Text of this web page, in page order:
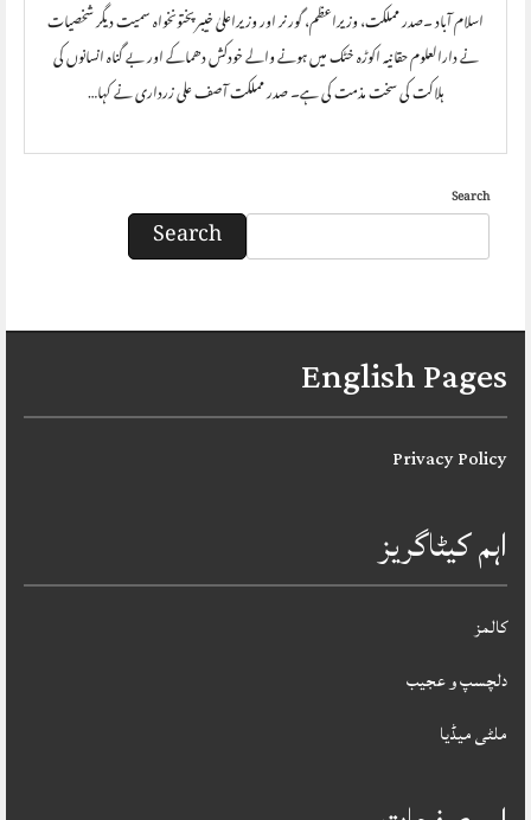
Search
Search
اسلام آباد ۔صدر مملکت، وزیراعظم، گورنر اور وزیراعلیٰ خیبرپختونخواہ سمیت دیگر شخصیات
نے دارالعلوم حقانیہ اکوڑہ خٹک میں ہونے والے خودکش دھماکے اور بے گناہ انسانوں کی
ہلاکت کی سخت مذمت کی ہے۔ صدر مملکت آصف علی زرداری نے کہا…
English Pages
Privacy Policy
اہم کیٹاگریز
کالمز
دلچسپ و عجیب
ملٹی میڈیا